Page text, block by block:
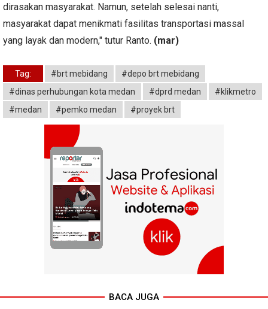
dirasakan masyarakat. Namun, setelah selesai nanti,
masyarakat dapat menikmati fasilitas transportasi massal
yang layak dan modern," tutur Ranto. (mar)
Tag: #brt mebidang
#depo brt mebidang
#dinas perhubungan kota medan
#dprd medan
#klikmetro
#medan
#pemko medan #proyek brt
BACA JUGA